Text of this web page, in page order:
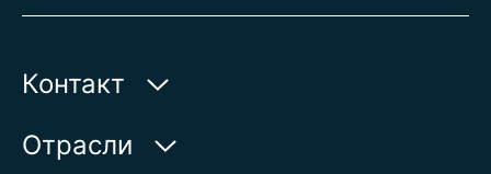
Контакт
AUMA Riester
Отрасли